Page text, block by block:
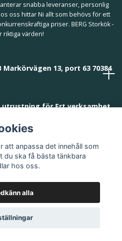
snabba leveranser, personlig
oss hittar Ni allt som behövs för ett
priser. BERG Storkök -
riktiga värden!
Markörvägen 13, port 63 70384
för Ert verksamhet
Storkökspartner AB
att anpassa det innehåll som
ska få bästa tänkbara
hos oss.
alla